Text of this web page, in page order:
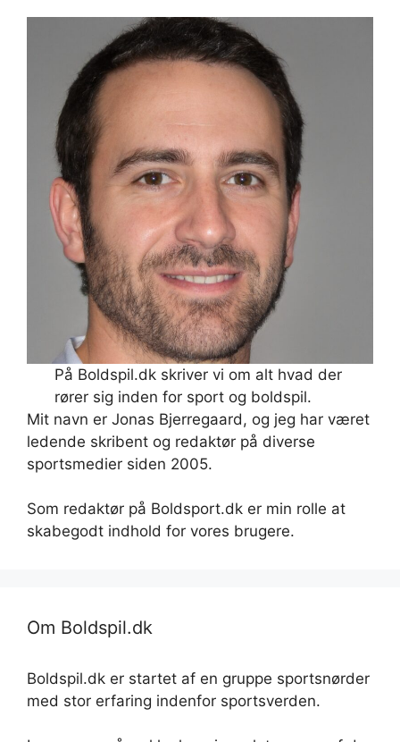
På Boldspil.dk skriver vi om alt hvad der
rører sig inden for sport og boldspil.
Mit navn er Jonas Bjerregaard, og jeg har været
ledende skribent og redaktør på diverse
sportsmedier siden 2005.
Som redaktør på Boldsport.dk er min rolle at
skabegodt indhold for vores brugere.
Om Boldspil.dk
Boldspil.dk er startet af en gruppe sportsnørder
med stor erfaring indenfor sportsverden.